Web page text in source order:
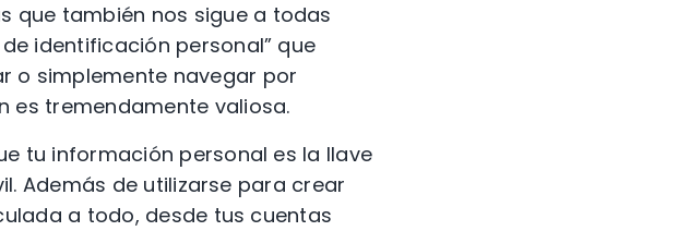
que también nos sigue a todas
identificación personal” que
o simplemente navegar por
es tremendamente valiosa.
tu información personal es la llave
Además de utilizarse para crear
a todo, desde tus cuentas